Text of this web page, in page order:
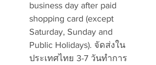
business day after paid
shopping card (except
Saturday, Sunday and
Public Holidays). จัดส่งใน
ประเทศไทย 3-7 วันทำการ